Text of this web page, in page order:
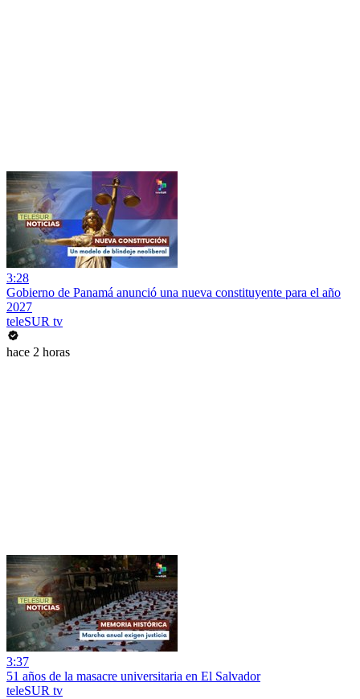
3:28
Gobierno de Panamá anunció una nueva constituyente para el año
2027
teleSUR tv
hace 2 horas
3:37
51 años de la masacre universitaria en El Salvador
teleSUR tv